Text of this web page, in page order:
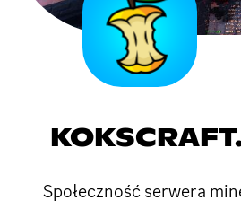
Społeczność serwera